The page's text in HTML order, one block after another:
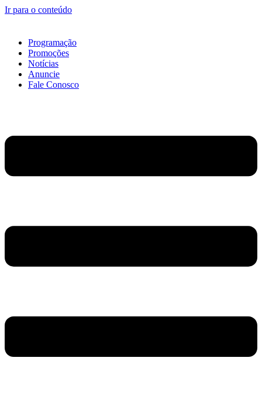
Ir para o conteúdo
Programação
Promoções
Notícias
Anuncie
Fale Conosco